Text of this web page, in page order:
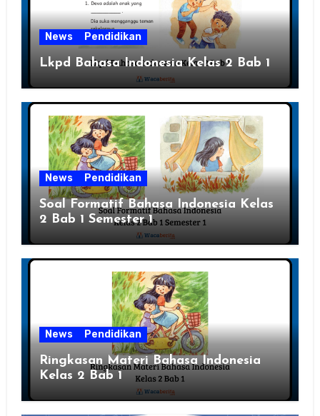
News Pendidikan
Lkpd Bahasa Indonesia Kelas 2 Bab 1
News Pendidikan
Soal Formatif Bahasa Indonesia Kelas
2 Bab 1 Semester 1
News Pendidikan
Ringkasan Materi Bahasa Indonesia
Kelas 2 Bab 1